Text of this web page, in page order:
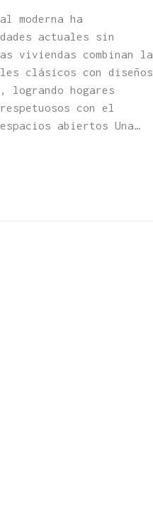
moderna ha
actuales sin
viviendas combinan la
clásicos con diseños
logrando hogares
con el
abiertos Una…